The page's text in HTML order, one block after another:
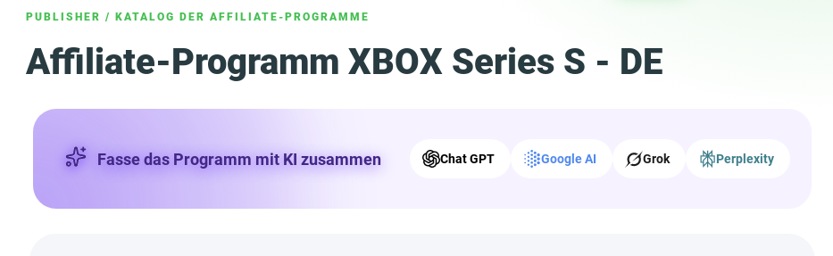
PUBLISHER / KATALOG DER AFFILIATE-PROGRAMME
Affiliate-Programm XBOX Series S - DE
Fasse das Programm mit KI zusammen Chat GPT Google AI Grok Perplexity